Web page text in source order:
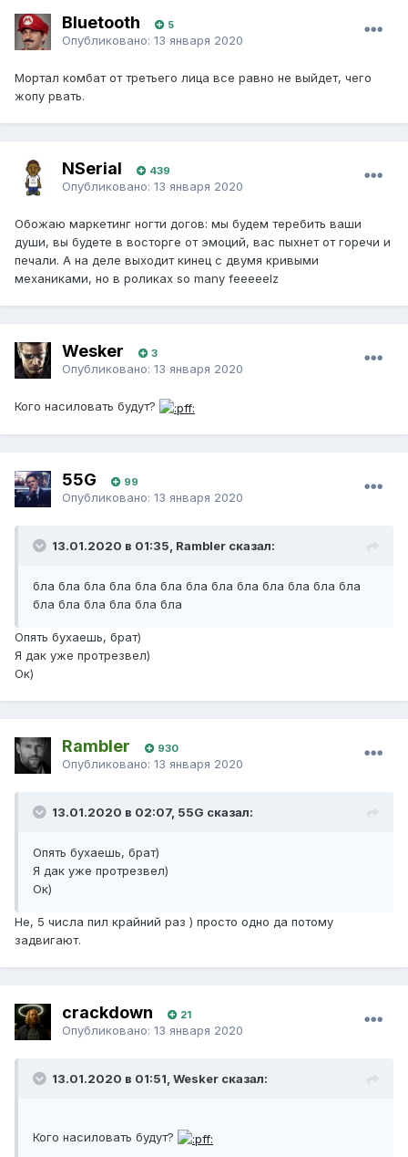
Bluetooth 5
Опубликовано: 13 января 2020
Мортал комбат от третьего лица все равно не выйдет, чего
жопу рвать.
NSerial 439
Опубликовано: 13 января 2020
Обожаю маркетинг ногти догов: мы будем теребить ваши
души, вы будете в восторге от эмоций, вас пыхнет от горечи и
печали. А на деле выходит кинец с двумя кривыми
механиками, но в роликах so many feeeeelz
Wesker 3
Опубликовано: 13 января 2020
Кого насиловать будут?
55G 99
Опубликовано: 13 января 2020
13.01.2020 в 01:35, Rambler сказал:
бла бла бла бла бла бла бла бла бла бла бла бла бла
бла бла бла бла бла бла
Опять бухаешь, брат)
Я дак уже протрезвел)
Ок)
Rambler 930
Опубликовано: 13 января 2020
13.01.2020 в 02:07, 55G сказал:
Опять бухаешь, брат)
Я дак уже протрезвел)
Ок)
Не, 5 числа пил крайний раз ) просто одно да потому
задвигают.
crackdown 21
Опубликовано: 13 января 2020
13.01.2020 в 01:51, Wesker сказал:
Кого насиловать будут?